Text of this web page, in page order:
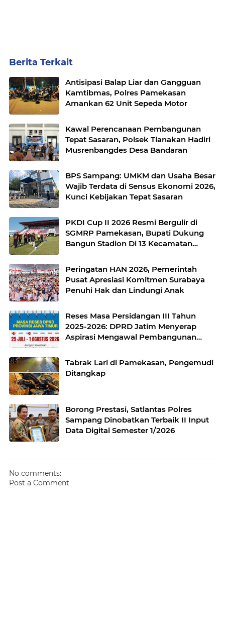
Berita Terkait
Antisipasi Balap Liar dan Gangguan
Kamtibmas, Polres Pamekasan
Amankan 62 Unit Sepeda Motor
Kawal Perencanaan Pembangunan
Tepat Sasaran, Polsek Tlanakan Hadiri
Musrenbangdes Desa Bandaran
BPS Sampang: UMKM dan Usaha Besar
Wajib Terdata di Sensus Ekonomi 2026,
Kunci Kebijakan Tepat Sasaran
PKDI Cup II 2026 Resmi Bergulir di
SGMRP Pamekasan, Bupati Dukung
Bangun Stadion Di 13 Kecamatan
Peringatan HAN 2026, Pemerintah
Pusat Apresiasi Komitmen Surabaya
Penuhi Hak dan Lindungi Anak
Reses Masa Persidangan III Tahun
2025-2026: DPRD Jatim Menyerap
Aspirasi Mengawal Pembangunan
Tabrak Lari di Pamekasan, Pengemudi
Ditangkap
Borong Prestasi, Satlantas Polres
Sampang Dinobatkan Terbaik II Input
Data Digital Semester 1/2026
No comments:
Post a Comment